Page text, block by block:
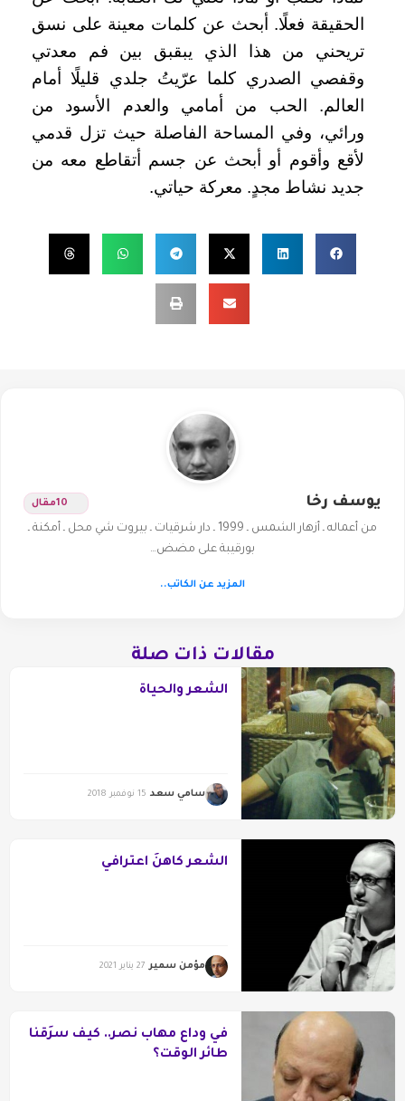
الحقيقة فعلًا. أبحث عن كلمات معينة على نسق
تريحني من هذا الذي يبقبق بين فم معدتي
وقفصي الصدري كلما عرّيتُ جلدي قليلًا أمام
العالم. الحب من أمامي والعدم الأسود من
ورائي، وفي المساحة الفاصلة حيث تزل قدمي
لأقع وأقوم أو أبحث عن جسم أتقاطع معه من
جديد نشاط مجدٍ. معركة حياتي.
يوسف رخا 10مقال
من أعماله ـ أزهار الشمس ـ 1999 ـ دار شرقيات ـ بيروت شي محل ـ أمكنة ـ
بورقيبة على مضض…
المزيد عن الكاتب..
مقالات ذات صلة
الشعر والحياة
سامي سعد 15 نوفمبر 2018
الشعر كاهنُ اعترافي
مؤمن سمير 27 يناير 2021
في وداع مهاب نصر.. كيف سرَقَنا
طائر الوقت؟